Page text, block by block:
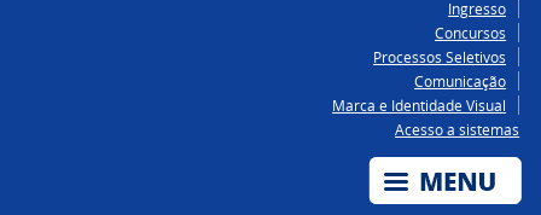
Ingresso
Concursos
Processos Seletivos
Comunicação
Marca e Identidade Visual
Acesso a sistemas